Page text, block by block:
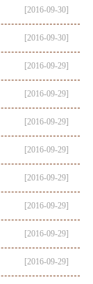
[2016-09-30]
[2016-09-30]
[2016-09-29]
[2016-09-29]
[2016-09-29]
[2016-09-29]
[2016-09-29]
[2016-09-29]
[2016-09-29]
[2016-09-29]